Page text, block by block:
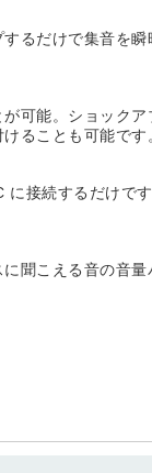
るだけで集音を
可能。ショック
ることも可能です
接続するだけ
聞こえる音の音